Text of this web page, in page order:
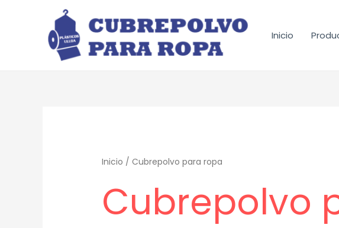
Inicio
Inicio / Cubrepolvo para ropa
Cubrepolvo